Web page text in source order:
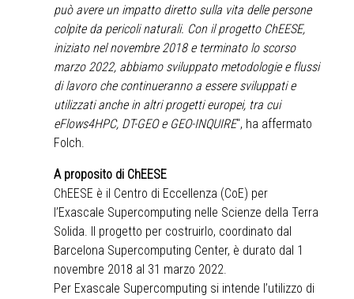
può avere un impatto diretto sulla vita delle persone
colpite da pericoli naturali. Con il progetto ChEESE,
iniziato nel novembre 2018 e terminato lo scorso
marzo 2022, abbiamo sviluppato metodologie e flussi
di lavoro che continueranno a essere sviluppati e
utilizzati anche in altri progetti europei, tra cui
eFlows4HPC, DT-GEO e GEO-INQUIRE", ha affermato
Folch.
A proposito di ChEESE
ChEESE è il Centro di Eccellenza (CoE) per
l’Exascale Supercomputing nelle Scienze della Terra
Solida. Il progetto per costruirlo, coordinato dal
Barcelona Supercomputing Center, è durato dal 1
novembre 2018 al 31 marzo 2022.
Per Exascale Supercomputing si intende l’utilizzo di